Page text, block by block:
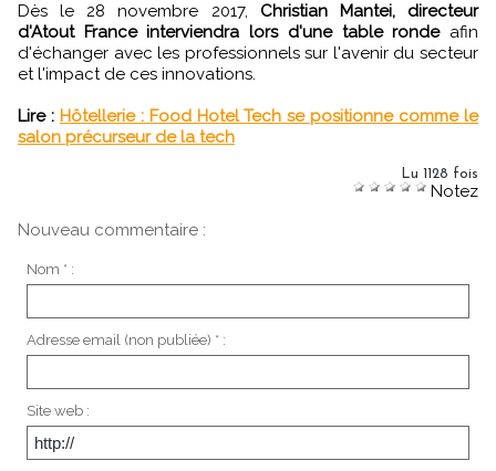
Dès le 28 novembre 2017, Christian Mantei, directeur
d'Atout France interviendra lors d'une table rondeafin
d'échanger avec les professionnels sur l'avenir du secteur
et l'impact de ces innovations.
Lire : Hôtellerie : Food Hotel Tech se positionne comme le
salon précurseur de la tech
Lu 1128 fois
Notez
Nouveau commentaire :
Nom * :
Adresse email (non publiée) * :
Site web :